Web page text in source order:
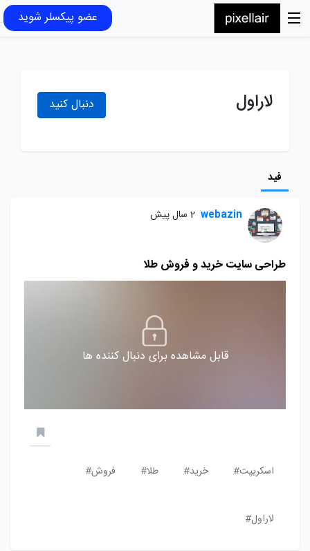
عضو پیکسلر شوید
لاراول دنبال کنید
فید
webazin 2 سال پیش
طراحی سایت خرید و فروش طلا
قابل مشاهده برای دنبال کننده ها
اسکریپت# خرید# طلا# فروش#
لاراول#